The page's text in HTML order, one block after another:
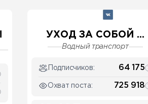
УХОД ЗА СОБОЙ ...
Водный транспорт
Подписчиков: 64 175
Охват поста: 725 918